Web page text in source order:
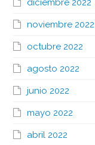
noviembre 2022
octubre 2022
agosto 2022
junio 2022
mayo 2022
abril 2022